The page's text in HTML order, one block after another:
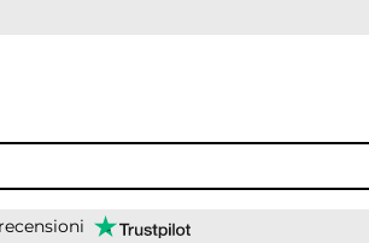
recensioni